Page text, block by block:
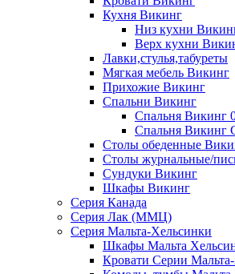
Кухня Викинг
Низ кухни
Верх кухни
Лавки,стулья,табуреты
Мягкая мебель Викинг
Прихожие Викинг
Спальни Викинг
Спальня Викинг
Спальня Викинг
Столы обеденные
Столы журнальные/
Сундуки Викинг
Шкафы Викинг
Серия Канада
Серия Лак (ММЦ)
Серия Мальта-Хельсинки
Шкафы Мальта
Кровати Серии